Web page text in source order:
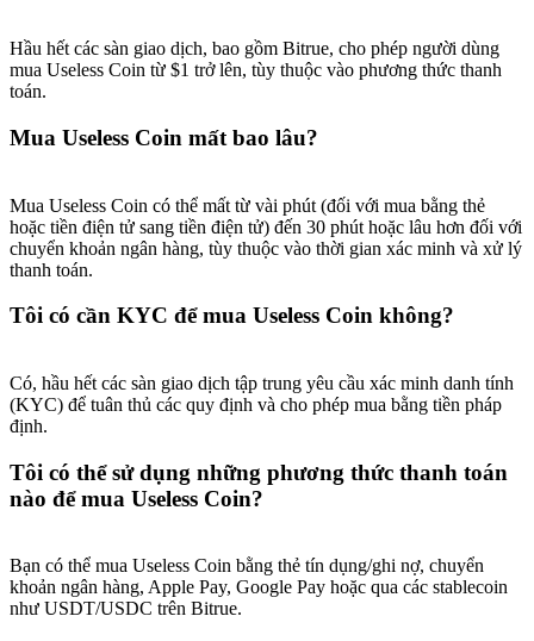
Hầu hết các sàn giao dịch, bao gồm Bitrue, cho phép người dùng
mua Useless Coin từ $1 trở lên, tùy thuộc vào phương thức thanh
toán.
Mua Useless Coin mất bao lâu?
Mua Useless Coin có thể mất từ vài phút (đối với mua bằng thẻ
hoặc tiền điện tử sang tiền điện tử) đến 30 phút hoặc lâu hơn đối với
chuyển khoản ngân hàng, tùy thuộc vào thời gian xác minh và xử lý
thanh toán.
Tôi có cần KYC để mua Useless Coin không?
Có, hầu hết các sàn giao dịch tập trung yêu cầu xác minh danh tính
(KYC) để tuân thủ các quy định và cho phép mua bằng tiền pháp
định.
Tôi có thể sử dụng những phương thức thanh toán
nào để mua Useless Coin?
Bạn có thể mua Useless Coin bằng thẻ tín dụng/ghi nợ, chuyển
khoản ngân hàng, Apple Pay, Google Pay hoặc qua các stablecoin
như USDT/USDC trên Bitrue.